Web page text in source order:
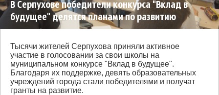
В Серпухове победители конкурса "Вклад в
будущее" делятся планами по развитию
Тысячи жителей Серпухова приняли активное
участие в голосовании за свои школы на
муниципальном конкурсе "Вклад в будущее".
Благодаря их поддержке, девять образовательных
учреждений города стали победителями и получат
гранты на развитие.